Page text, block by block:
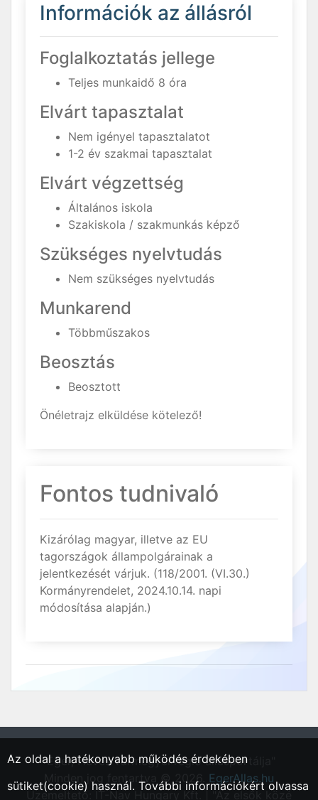
Információk az állásról
Foglalkoztatás jellege
Teljes munkaidő 8 óra
Elvárt tapasztalat
Nem igényel tapasztalatot
1-2 év szakmai tapasztalat
Elvárt végzettség
Általános iskola
Szakiskola / szakmunkás képző
Szükséges nyelvtudás
Nem szükséges nyelvtudás
Munkarend
Többműszakos
Beosztás
Beosztott
Önéletrajz elküldése kötelező!
Fontos tudnivaló
Kizárólag magyar, illetve az EU
tagországok állampolgárainak a
jelentkezését várjuk. (118/2001. (VI.30.)
Kormányrendelet, 2024.10.14. napi
módosítása alapján.)
"Eger, Heves vármegyei régió állásportálja"
Minden jog fentartva © 2026. EgerAllas.hu
Üzemeltető: IT-Nav Hungary Kft. | "Az elsők közé
Az oldal a hatékonyabb működés érdekében
sütiket(cookie) használ. További információkért olvassa